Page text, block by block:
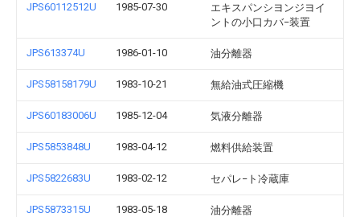
JPS60112512U 1985-07-30
エキスパンシヨンジヨイ
ントの小口カバ−装置
JPS613374U 1986-01-10 油分離器
JPS58158179U 1983-10-21 無給油式圧縮機
JPS60183006U 1985-12-04 気液分離器
JPS5853848U 1983-04-12 燃料供給装置
JPS5822683U 1983-02-12 セパレ−ト冷蔵庫
JPS5873315U 1983-05-18 油分離器